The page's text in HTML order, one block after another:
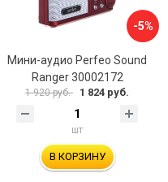
-5%
Мини-аудио Perfeo Sound
Ranger 30002172
1 920 руб. 1 824 руб.
шт
В КОРЗИНУ